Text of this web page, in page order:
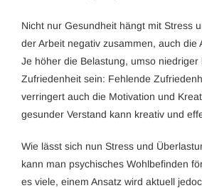
Nicht nur Gesundheit hängt mit Stress
der Arbeit negativ zusammen, auch die
Je höher die Belastung, umso niedriger
Zufriedenheit sein: Fehlende
verringert auch die Motivation und
gesunder Verstand kann kreativ und
Wie lässt sich nun Stress und
kann man psychisches Wohlbefinden
es viele, einem Ansatz wird aktuell